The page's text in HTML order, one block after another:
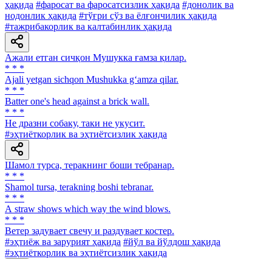
ҳақида #фаросат ва фаросатсизлик ҳақида #донолик ва
нодонлик ҳақида #тўғри сўз ва ёлғончилик ҳақида
#тажрибакорлик ва калтабинлик ҳақида
Ажали етган сичқон Мушукка ғамза қилар.
* * *
Ajali yetgan sichqon Mushukka g‘amza qilar.
* * *
Batter one's head against a brick wall.
* * *
He дразни собаку, таки не укусит.
#эҳтиёткорлик ва эҳтиётсизлик ҳақида
Шамол турса, теракнинг боши тебранар.
* * *
Shamol tursa, terakning boshi tebranar.
* * *
А straw shows which way the wind blows.
* * *
Ветер задувает свечу и раздувает костер.
#эҳтиёж ва зарурият ҳақида #йўл ва йўлдош ҳақида
#эҳтиёткорлик ва эҳтиётсизлик ҳақида